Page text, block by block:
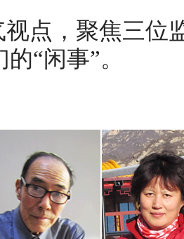
点，聚焦三位
“闲事”。